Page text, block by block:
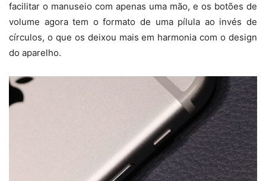
facilitar o manuseio com apenas uma mão, e os botões de
volume agora tem o formato de uma pílula ao invés de
círculos, o que os deixou mais em harmonia com o design
do aparelho.